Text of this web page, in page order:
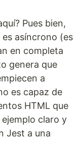
Pues bien,
asíncrono (es
en completa
genera que
a
es capaz de
HTML que
claro y
Jest a una